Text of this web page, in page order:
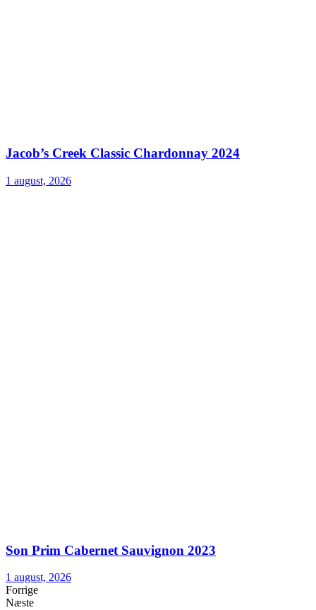
Jacob’s Creek Classic Chardonnay 2024
1 august, 2026
Son Prim Cabernet Sauvignon 2023
1 august, 2026
Forrige
Næste